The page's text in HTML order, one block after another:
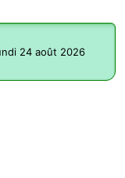
24 août 2026